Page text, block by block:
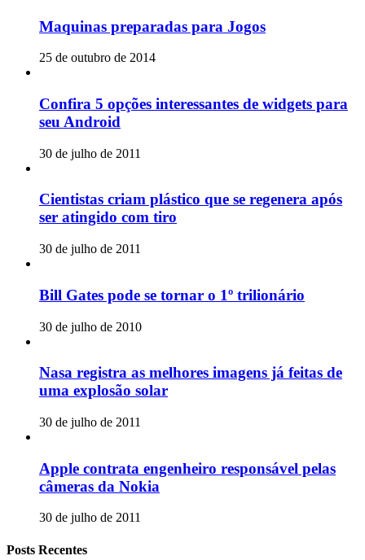
Maquinas preparadas para Jogos
25 de outubro de 2014
Confira 5 opções interessantes de widgets para
seu Android
30 de julho de 2011
Cientistas criam plástico que se regenera após
ser atingido com tiro
30 de julho de 2011
Bill Gates pode se tornar o 1º trilionário
30 de julho de 2010
Nasa registra as melhores imagens já feitas de
uma explosão solar
30 de julho de 2011
Apple contrata engenheiro responsável pelas
câmeras da Nokia
30 de julho de 2011
Posts Recentes